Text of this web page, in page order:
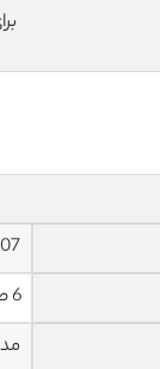
6 صفحه با فرمت pdf